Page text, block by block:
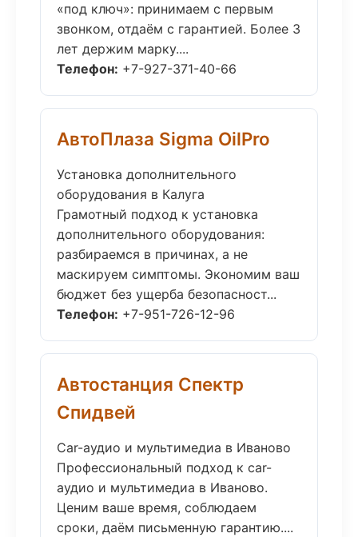
«под ключ»: принимаем с первым
звонком, отдаём с гарантией. Более 3
лет держим марку....
Телефон: +7-927-371-40-66
АвтоПлаза Sigma OilPro
Установка дополнительного
оборудования в Калуга
Грамотный подход к установка
дополнительного оборудования:
разбираемся в причинах, а не
маскируем симптомы. Экономим ваш
бюджет без ущерба безопасност...
Телефон: +7-951-726-12-96
Автостанция Спектр
Спидвей
Car-аудио и мультимедиа в Иваново
Профессиональный подход к car-
аудио и мультимедиа в Иваново.
Ценим ваше время, соблюдаем
сроки, даём письменную гарантию....